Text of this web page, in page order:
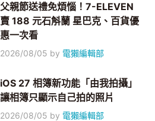
父親節送禮免煩惱！7-ELEVEN
賣 188 元石斛蘭 星巴克、百貨優
惠一次看
2026/08/05 by 電獺編輯部
iOS 27 相簿新功能「由我拍攝」
讓相簿只顯示自己拍的照片
2026/08/05 by 電獺編輯部